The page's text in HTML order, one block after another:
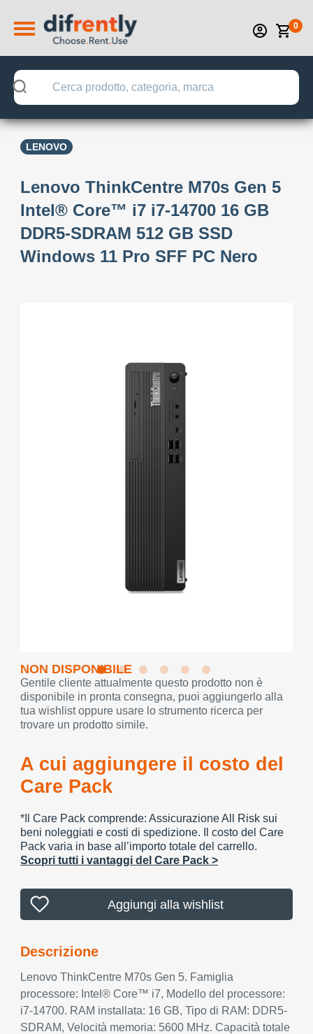
0
LENOVO
Lenovo ThinkCentre M70s Gen 5
Intel® Core™ i7 i7-14700 16 GB
DDR5-SDRAM 512 GB SSD
Windows 11 Pro SFF PC Nero
NON DISPONIBILE
Gentile cliente attualmente questo prodotto non è
disponibile in pronta consegna, puoi aggiungerlo alla
tua wishlist oppure usare lo strumento ricerca per
trovare un prodotto simile.
A cui aggiungere il costo del
Care Pack
*Il Care Pack comprende: Assicurazione All Risk sui
beni noleggiati e costi di spedizione. Il costo del Care
Pack varia in base all’importo totale del carrello.
Scopri tutti i vantaggi del Care Pack >
Aggiungi alla wishlist
Descrizione
Lenovo ThinkCentre M70s Gen 5. Famiglia
processore: Intel® Core™ i7, Modello del processore:
i7-14700. RAM installata: 16 GB, Tipo di RAM: DDR5-
SDRAM, Velocità memoria: 5600 MHz. Capacità totale